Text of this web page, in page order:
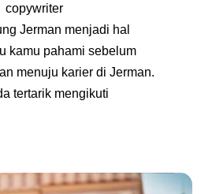
copywriter
Jerman menjadi hal
kamu pahami sebelum
menuju karier di Jerman.
tertarik mengikuti